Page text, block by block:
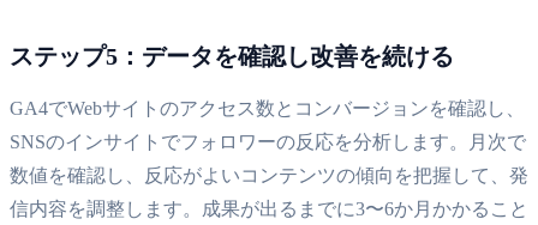
ステップ5：データを確認し改善を続ける
GA4でWebサイトのアクセス数とコンバージョンを確認し、
SNSのインサイトでフォロワーの反応を分析します。月次で
数値を確認し、反応がよいコンテンツの傾向を把握して、発
信内容を調整します。成果が出るまでに3〜6か月かかること